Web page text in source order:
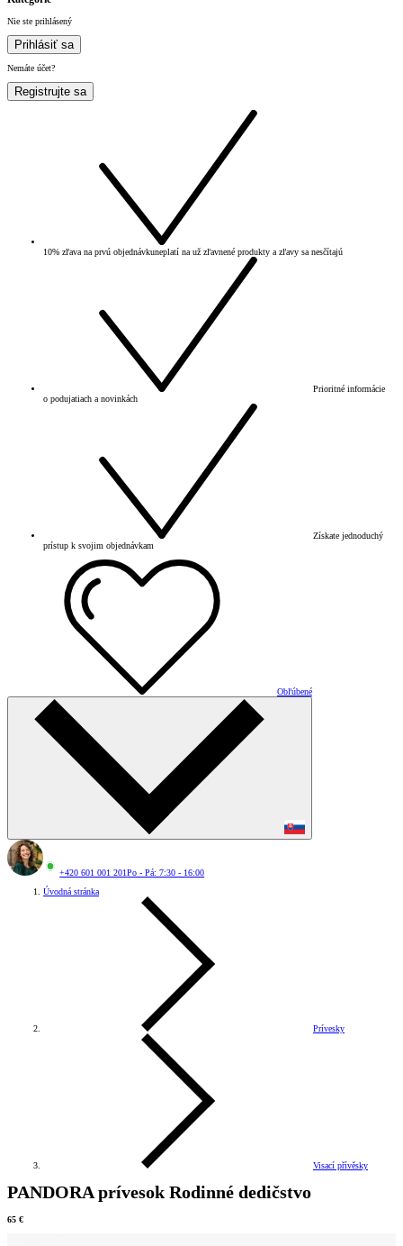
Nie ste prihlásený
Prihlásiť sa
Nemáte účet?
Registrujte sa
10% zľava na prvú objednávkuneplatí na už zľavnené produkty a zľavy sa nesčítajú
Prioritné informácie
o podujatiach a novinkách
Získate jednoduchý
prístup k svojim objednávkam
Obľúbené
+420 601 001 201Po - Pá: 7:30 - 16:00
Úvodná stránka
Prívesky
Visací přívěsky
PANDORA prívesok Rodinné dedičstvo
65 €